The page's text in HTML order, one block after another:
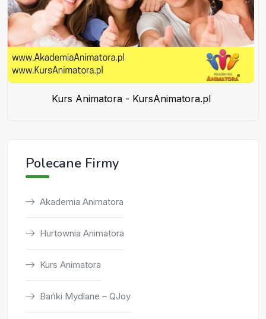
Kurs Animatora - KursAnimatora.pl
Polecane Firmy
Akademia Animatora
Hurtownia Animatora
Kurs Animatora
Bańki Mydlane – QJoy